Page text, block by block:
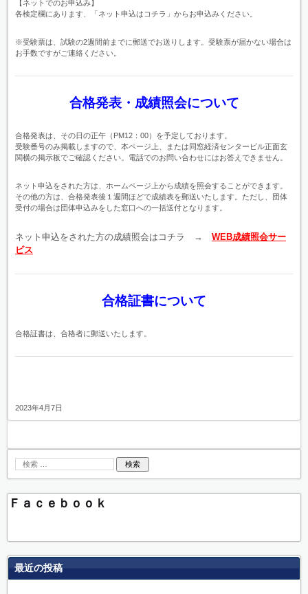
【ネットでのお申込み】
各検定欄にあります、「ネット申込はコチラ」からお申込みください。
※受験票は、試験の2週間前までに郵送でお送りします。受験票が届かない場合は
お手数ですがご連絡ください。
合格発表・成績照会について
合格発表は、その日の正午（PM12：00）を予定しております。
受験番号のみ掲載しますので、本ページ上、または同窓経済センタービル正面玄
関横の掲示板でご確認ください。電話でのお問い合わせにはお答えできません。
ネット申込をされた方は、ホームページ上から成績を照会することができます。
その他の方は、合格発表後１週間ほどで成績表を郵送いたします。ただし、団体
受付の場合は団体申込みをした窓口への一括送付となります。
ネット申込をされた方の成績照会はコチラ → WEB成績照会サー
ビス
合格証書について
合格証書は、合格者に郵送いたします。
2023年4月7日
Ｆａｃｅｂｏｏｋ
最近の投稿